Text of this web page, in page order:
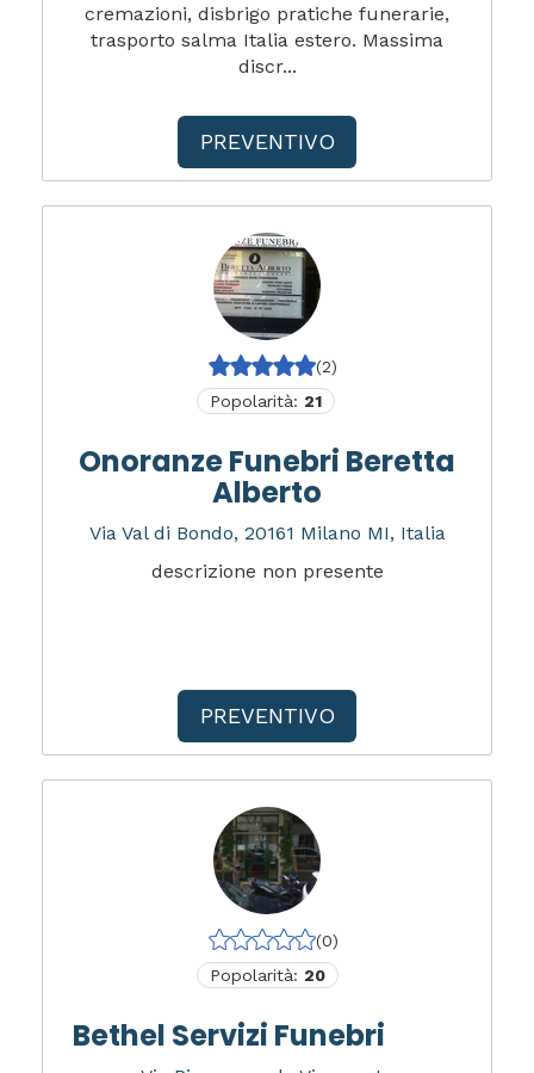
cremazioni, disbrigo pratiche funerarie,
trasporto salma Italia estero. Massima
discr...
PREVENTIVO
(2)
Popolarità: 21
Onoranze Funebri Beretta
Alberto
Via Val di Bondo, 20161 Milano MI, Italia
descrizione non presente
PREVENTIVO
(0)
Popolarità: 20
Bethel Servizi Funebri